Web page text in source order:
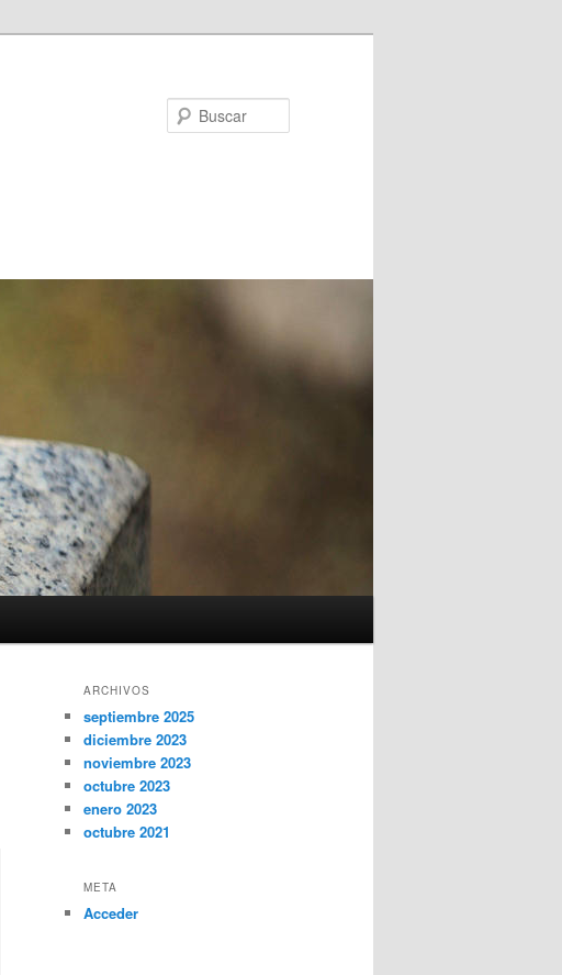
ARCHIVOS
septiembre 2025
diciembre 2023
noviembre 2023
octubre 2023
enero 2023
octubre 2021
META
Acceder